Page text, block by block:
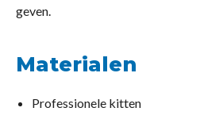
geven.
Materialen
Professionele kitten